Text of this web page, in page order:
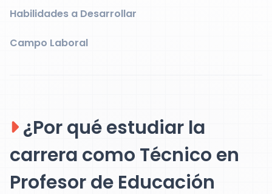
Habilidades a Desarrollar
Campo Laboral
¿Por qué estudiar la
carrera como Técnico en
Profesor de Educación